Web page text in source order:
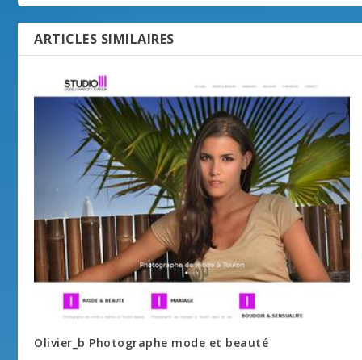
ARTICLES SIMILAIRES
Olivier_b Photographe mode et beauté